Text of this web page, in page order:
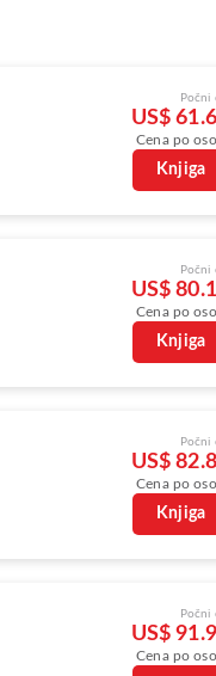
Počni
US$
Cena po
Knjiga
Počni
US$
Cena po
Knjiga
Počni
US$
Cena po
Knjiga
Počni
US$
Cena po